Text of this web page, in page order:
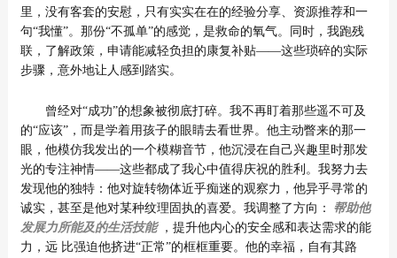
里，没有客套的安慰，只有实实在在的经验分享、资源推荐和一
句“我懂”。那份“不孤单”的感觉，是救命的氧气。同时，我跑残
联，了解政策，申请能减轻负担的康复补贴——这些琐碎的实际
步骤，意外地让人感到踏实。
曾经对“成功”的想象被彻底打碎。我不再盯着那些遥不可及
的“应该”，而是学着用孩子的眼睛去看世界。他主动瞥来的那一
眼，他模仿我发出的一个模糊音节，他沉浸在自己兴趣里时那发
光的专注神情——这些都成了我心中值得庆祝的胜利。我努力去
发现他的独特：他对旋转物体近乎痴迷的观察力，他异乎寻常的
诚实，甚至是他对某种纹理固执的喜爱。我调整了方向：
帮助他
发展力所能及的生活技能
，提升他内心的安全感和表达需求的能
力，远 比强迫他挤进“正常”的框框重要。他的幸福，自有其路